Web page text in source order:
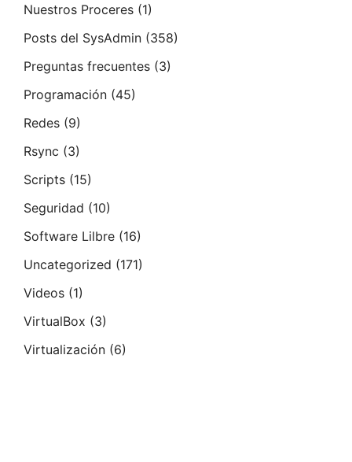
Nuestros Proceres (1)
Posts del SysAdmin (358)
Preguntas frecuentes (3)
Programación (45)
Redes (9)
Rsync (3)
Scripts (15)
Seguridad (10)
Software Lilbre (16)
Uncategorized (171)
Videos (1)
VirtualBox (3)
Virtualización (6)